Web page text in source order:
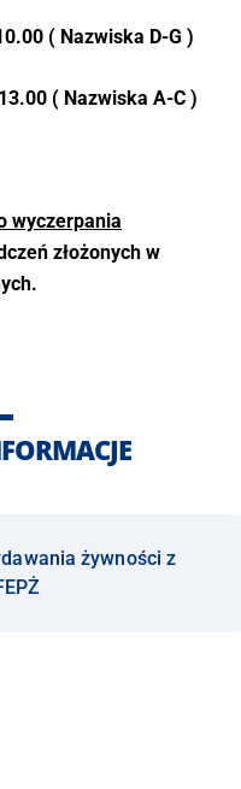
( Nazwiska D-G )
( Nazwiska A-C )
wyczerpania
złożonych w
żywności z